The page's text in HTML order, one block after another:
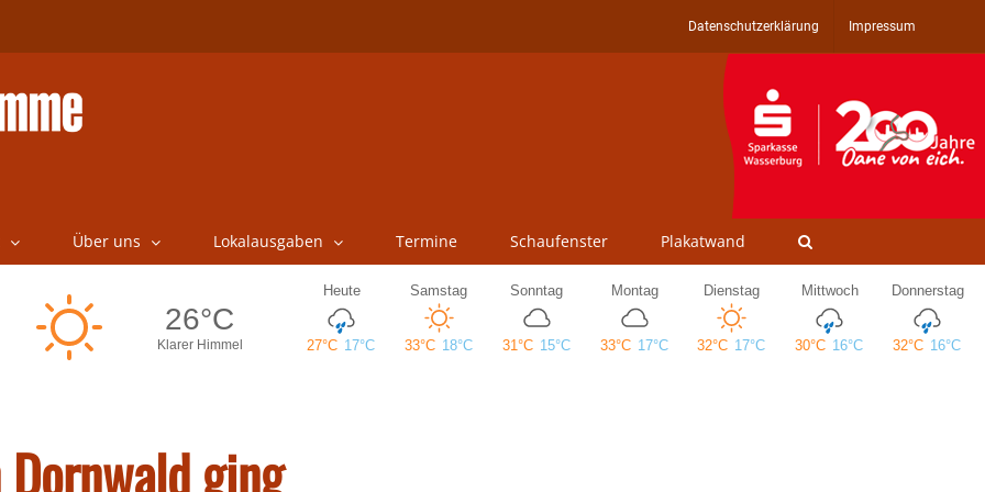
Datenschutzerklärung Impressum
Über uns Lokalausgaben Termine Schaufenster Plakatwand
ging